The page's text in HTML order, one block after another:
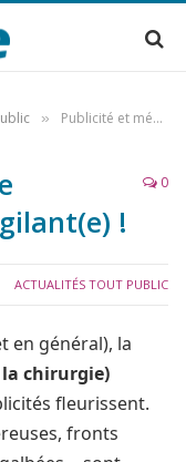
» Publicité et médecine esthétique : soyez vigilant(e) !
!
0
ACTUALITÉS TOUT PUBLIC
en général), la
chirurgie)
fleurissent.
fronts